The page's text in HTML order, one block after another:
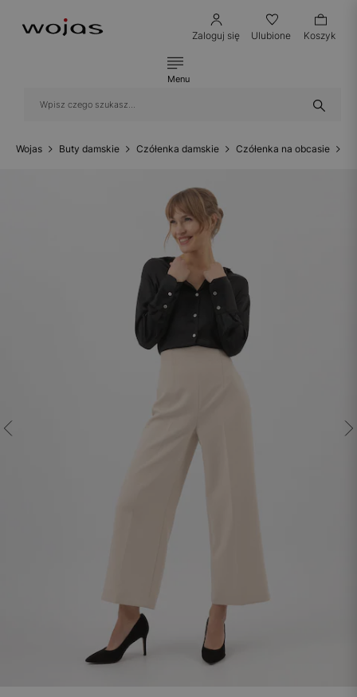
Zaloguj się Ulubione Koszyk
Menu
Wojas Buty damskie Czółenka damskie Czółenka na obcasie